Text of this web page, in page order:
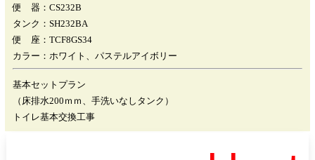
便 器：CS232B
タンク：SH232BA
便 座：TCF8GS34
カラー：ホワイト、パステルアイボリー
基本セットプラン
（床排水200ｍｍ、手洗いなしタンク）
トイレ基本交換工事